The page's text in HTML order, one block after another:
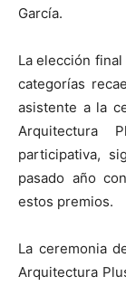
García.
La elección
categorías
asistente a la
Arquitectura
participativa,
pasado año
estos premios.
La ceremonia
Arquitectura